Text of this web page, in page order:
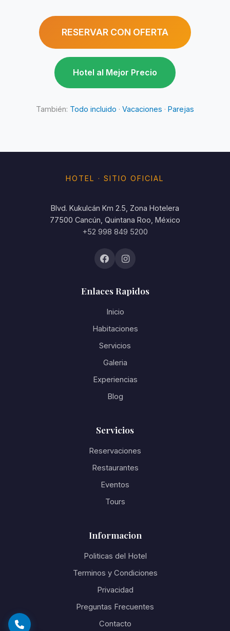
RESERVAR CON OFERTA
Hotel al Mejor Precio
También: Todo incluido · Vacaciones · Parejas
HOTEL · SITIO OFICIAL
Blvd. Kukulcán Km 2.5, Zona Hotelera
77500 Cancún, Quintana Roo, México
+52 998 849 5200
Enlaces Rapidos
Inicio
Habitaciones
Servicios
Galeria
Experiencias
Blog
Servicios
Reservaciones
Restaurantes
Eventos
Tours
Informacion
Politicas del Hotel
Terminos y Condiciones
Privacidad
Preguntas Frecuentes
Contacto